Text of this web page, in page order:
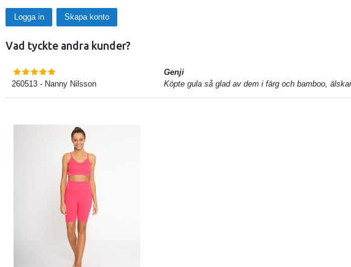
Logga in Skapa konto
Vad tyckte andra kunder?
260513- Nanny Nilsson
Genji
Köpte gula så glad av dem i färg och bamboo,